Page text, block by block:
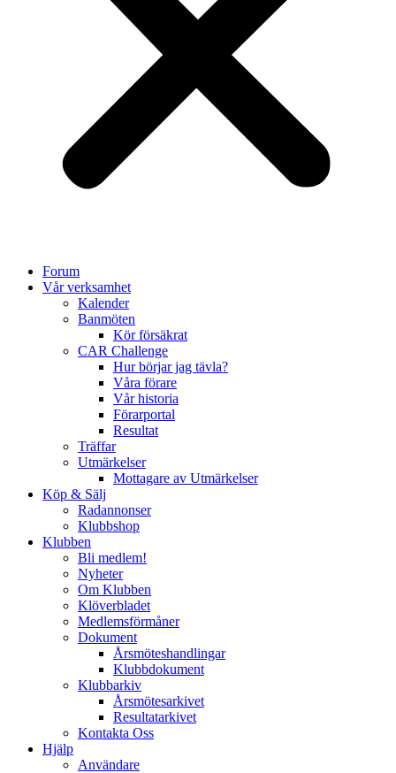
Forum
Vår verksamhet
Kalender
Banmöten
Kör försäkrat
CAR Challenge
Hur börjar jag tävla?
Våra förare
Vår historia
Förarportal
Resultat
Träffar
Utmärkelser
Mottagare av Utmärkelser
Köp & Sälj
Radannonser
Klubbshop
Klubben
Bli medlem!
Nyheter
Om Klubben
Klöverbladet
Medlemsförmåner
Dokument
Årsmöteshandlingar
Klubbdokument
Klubbarkiv
Årsmötesarkivet
Resultatarkivet
Kontakta Oss
Hjälp
Användare